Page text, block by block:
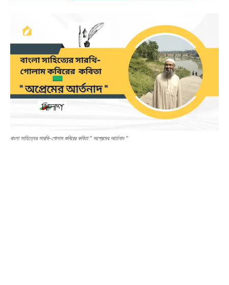
বাংলা সাহিত্যের সারথি-গোলাম কবিরের কবিতা " অপ্রেমের আর্তনাদ "